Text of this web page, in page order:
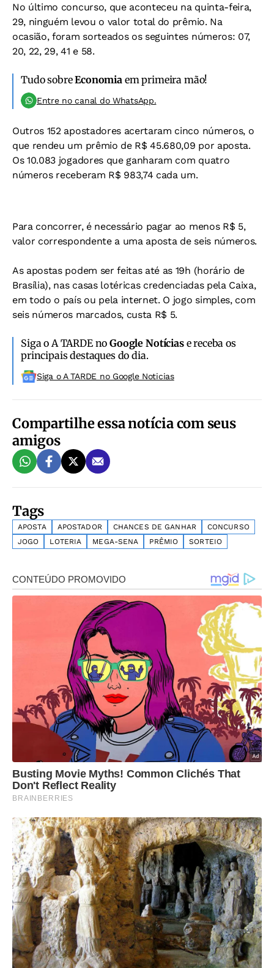
No último concurso, que aconteceu na quinta-feira,
29, ninguém levou o valor total do prêmio. Na
ocasião, foram sorteados os seguintes números: 07,
20, 22, 29, 41 e 58.
Tudo sobreEconomiaem primeira mão!
Entre no canal do WhatsApp.
Outros 152 apostadores acertaram cinco números, o
que rendeu um prêmio de R$ 45.680,09 por aposta.
Os 10.083 jogadores que ganharam com quatro
números receberam R$ 983,74 cada um.
Para concorrer, é necessário pagar ao menos R$ 5,
valor correspondente a uma aposta de seis números.
As apostas podem ser feitas até as 19h (horário de
Brasília), nas casas lotéricas credenciadas pela Caixa,
em todo o país ou pela internet. O jogo simples, com
seis números marcados, custa R$ 5.
Siga o A TARDE noGoogle Notíciase receba os
principais destaques do dia.
Siga o A TARDE no Google Noticias
Compartilhe essa notícia com seus
amigos
Tags
APOSTA APOSTADOR CHANCES DE GANHAR
CONCURSO
JOGO
LOTERIA MEGA-SENA PRÊMIO SORTEIO